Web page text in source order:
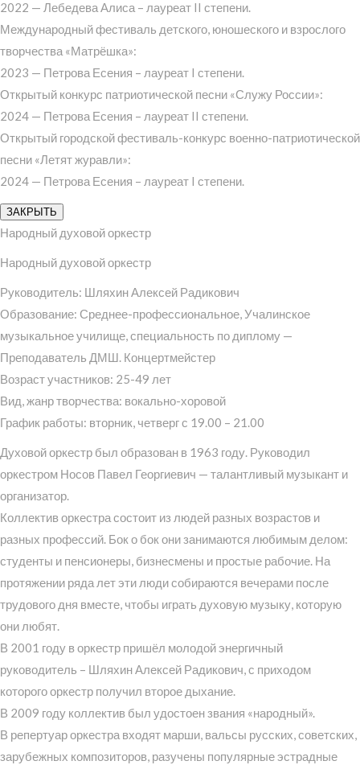
2022 — Лебедева Алиса – лауреат II степени.
Международный фестиваль детского, юношеского и взрослого
творчества «Матрёшка»:
2023 — Петрова Есения – лауреат I степени.
Открытый конкурс патриотической песни «Служу России»:
2024 — Петрова Есения – лауреат II степени.
Открытый городской фестиваль-конкурс военно-патриотической
песни «Летят журавли»:
2024 — Петрова Есения – лауреат I степени.
ЗАКРЫТЬ
Народный духовой оркестр
Народный духовой оркестр
Руководитель: Шляхин Алексей Радикович
Образование: Среднее-профессиональное, Учалинское
музыкальное училище, специальность по диплому —
Преподаватель ДМШ. Концертмейстер
Возраст участников: 25-49 лет
Вид, жанр творчества: вокально-хоровой
График работы: вторник, четверг с 19.00 – 21.00
Духовой оркестр был образован в 1963 году. Руководил
оркестром Носов Павел Георгиевич — талантливый музыкант и
организатор.
Коллектив оркестра состоит из людей разных возрастов и
разных профессий. Бок о бок они занимаются любимым делом:
студенты и пенсионеры, бизнесмены и простые рабочие. На
протяжении ряда лет эти люди собираются вечерами после
трудового дня вместе, чтобы играть духовую музыку, которую
они любят.
В 2001 году в оркестр пришёл молодой энергичный
руководитель – Шляхин Алексей Радикович, с приходом
которого оркестр получил второе дыхание.
В 2009 году коллектив был удостоен звания «народный».
В репертуар оркестра входят марши, вальсы русских, советских,
зарубежных композиторов, разучены популярные эстрадные